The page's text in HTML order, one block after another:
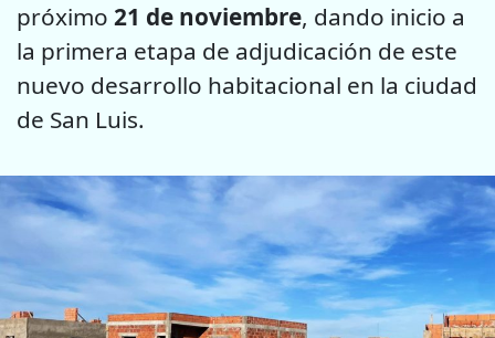
próximo 21 de noviembre, dando inicio a
la primera etapa de adjudicación de este
nuevo desarrollo habitacional en la ciudad
de San Luis.